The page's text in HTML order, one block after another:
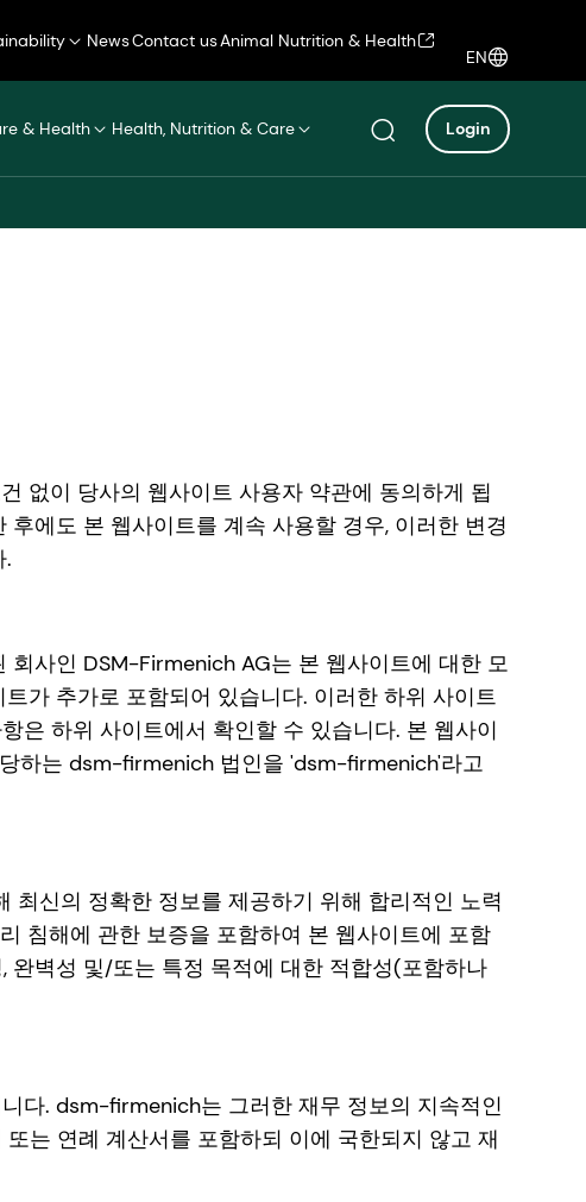
NewsContact usAnimal Nutrition & Health
EN
& Health Health, Nutrition & Care Login
없이 당사의 웹사이트 사용자 약관에 동의하게 됩
에도 본 웹사이트를 계속 사용할 경우, 이러한 변경
.
사인 DSM-Firmenich AG는 본 웹사이트에 대한 모
가 추가로 포함되어 있습니다. 이러한 하위 사이트
하위 사이트에서 확인할 수 있습니다. 본 웹사이
하는 dsm-firmenich 법인을 'dsm-firmenich'라고
신의 정확한 정보를 제공하기 위해 합리적인 노력
침해에 관한 보증을 포함하여 본 웹사이트에 포함
완벽성 및/또는 특정 목적에 대한 적합성(포함하나
다. dsm-firmenich는 그러한 재무 정보의 지속적인
는 연례 계산서를 포함하되 이에 국한되지 않고 재